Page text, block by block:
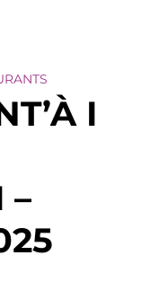
I
–